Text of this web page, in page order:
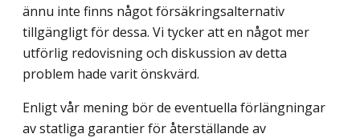
ännu inte finns något försäkringsalternativ
tillgängligt för dessa. Vi tycker att en något mer
utförlig redovisning och diskussion av detta
problem hade varit önskvärd.
Enligt vår mening bör de eventuella förlängningar
av statliga garantier för återställande av